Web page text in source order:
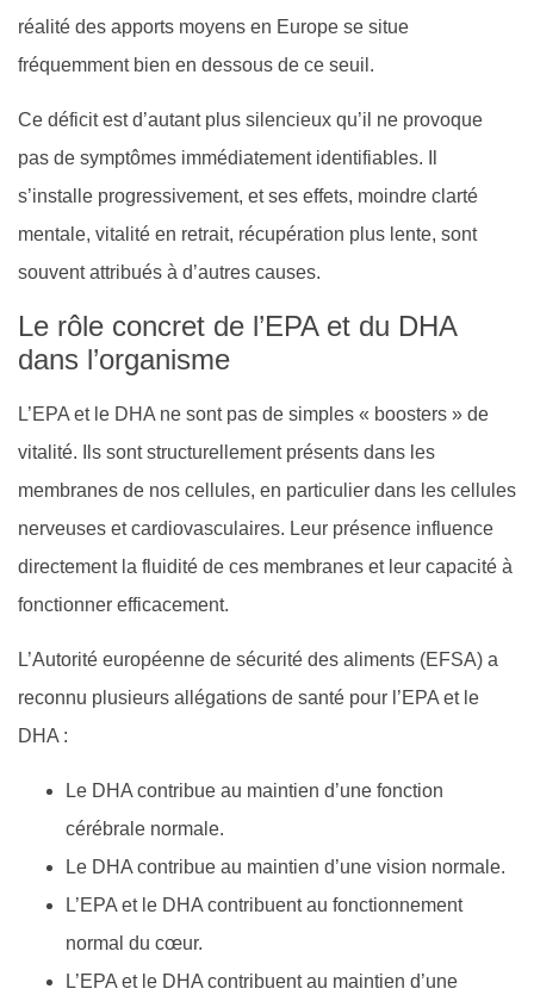
réalité des apports moyens en Europe se situe
fréquemment bien en dessous de ce seuil.
Ce déficit est d’autant plus silencieux qu’il ne provoque
pas de symptômes immédiatement identifiables. Il
s’installe progressivement, et ses effets, moindre clarté
mentale, vitalité en retrait, récupération plus lente, sont
souvent attribués à d’autres causes.
Le rôle concret de l’EPA et du DHA
dans l’organisme
L’EPA et le DHA ne sont pas de simples « boosters » de
vitalité. Ils sont structurellement présents dans les
membranes de nos cellules, en particulier dans les cellules
nerveuses et cardiovasculaires. Leur présence influence
directement la fluidité de ces membranes et leur capacité à
fonctionner efficacement.
L’Autorité européenne de sécurité des aliments (EFSA) a
reconnu plusieurs allégations de santé pour l’EPA et le
DHA :
Le DHA contribue au maintien d’une fonction
cérébrale normale.
Le DHA contribue au maintien d’une vision normale.
L’EPA et le DHA contribuent au fonctionnement
normal du cœur.
L’EPA et le DHA contribuent au maintien d’une